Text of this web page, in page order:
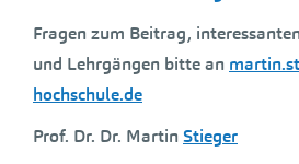
Fragen zum Beitrag,
und Lehrgängen bitte an
hochschule.de
Prof. Dr. Dr. Martin Stieger